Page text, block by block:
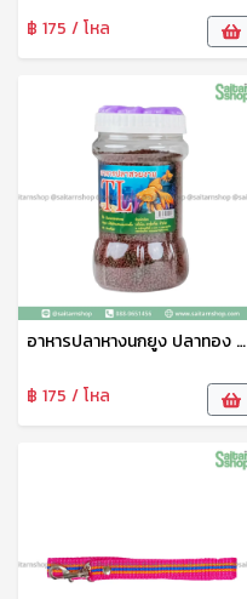
฿ 175 / โหล
อาหารปลาหางนกยูง ปลาทอง ปลาคราฟ ปลาสวยงามทุกชนิด เกรดเอ น้ำไม่ขุ่น แถมฟรีกระปุกใส่อาหารปลา (เม็ดจิ๋ว)
฿ 175 / โหล